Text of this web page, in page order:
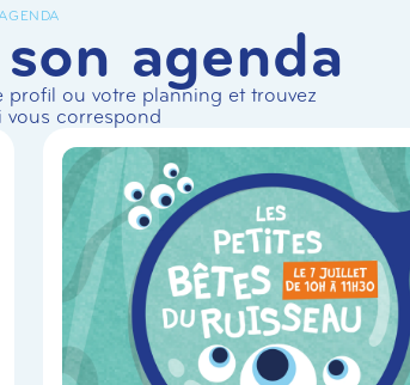
agenda
profil ou votre planning et trouvez
vous correspond